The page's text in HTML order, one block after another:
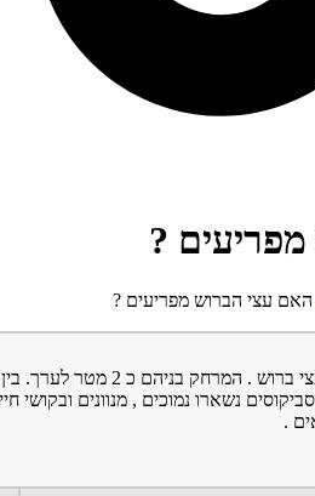
?
האם עצי הברוש מפריעים ?
6 מטר ואילו ההיסביקוסים נשארו נמוכים
.